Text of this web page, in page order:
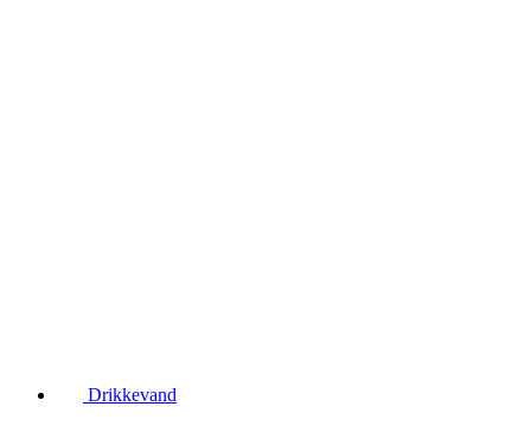
Drikkevand